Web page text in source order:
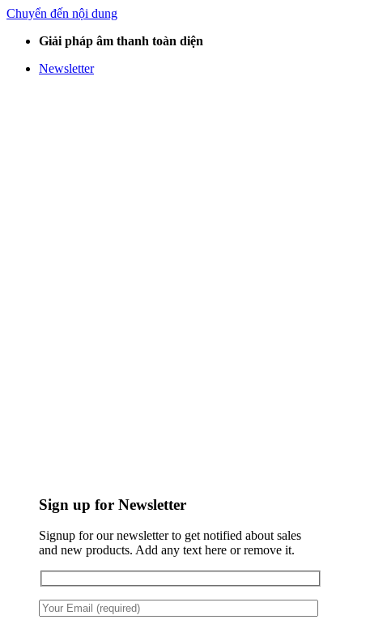
Chuyển đến nội dung
Giải pháp âm thanh toàn diện
Newsletter
Sign up for Newsletter
Signup for our newsletter to get notified about sales
and new products. Add any text here or remove it.